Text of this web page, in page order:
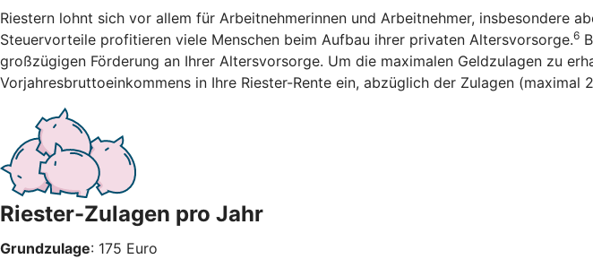
Riestern lohnt sich vor allem für Arbeitnehmerinnen und Arbeitnehmer, insbesondere
Steuervorteile profitieren viele Menschen beim Aufbau ihrer privaten Altersvorsorge.6
großzügigen Förderung an Ihrer Altersvorsorge. Um die maximalen Geldzulagen zu
Vorjahresbruttoeinkommens in Ihre Riester-Rente ein, abzüglich der Zulagen (maximal
Riester-Zulagen pro Jahr
Grundzulage: 175 Euro